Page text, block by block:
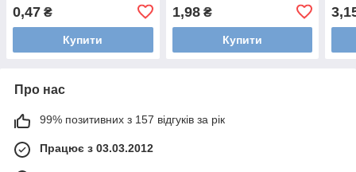
0,47 ₴
Купити
1,98₴
Купити
Про нас
99% позитивних з 157 відгуків за рік
Працює з 03.03.2012